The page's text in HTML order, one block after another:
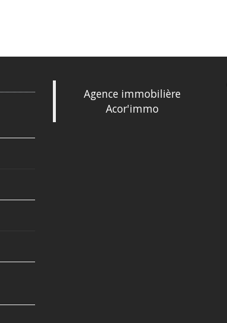
Agence immobilière
Acor'immo